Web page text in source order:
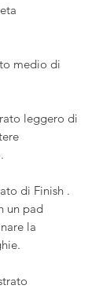
medio di
leggero di
di Finish .
un pad
la
.